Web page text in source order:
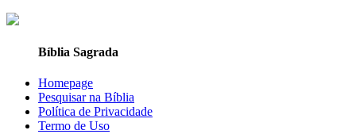
Bíblia Sagrada
Homepage
Pesquisar na Bíblia
Política de Privacidade
Termo de Uso